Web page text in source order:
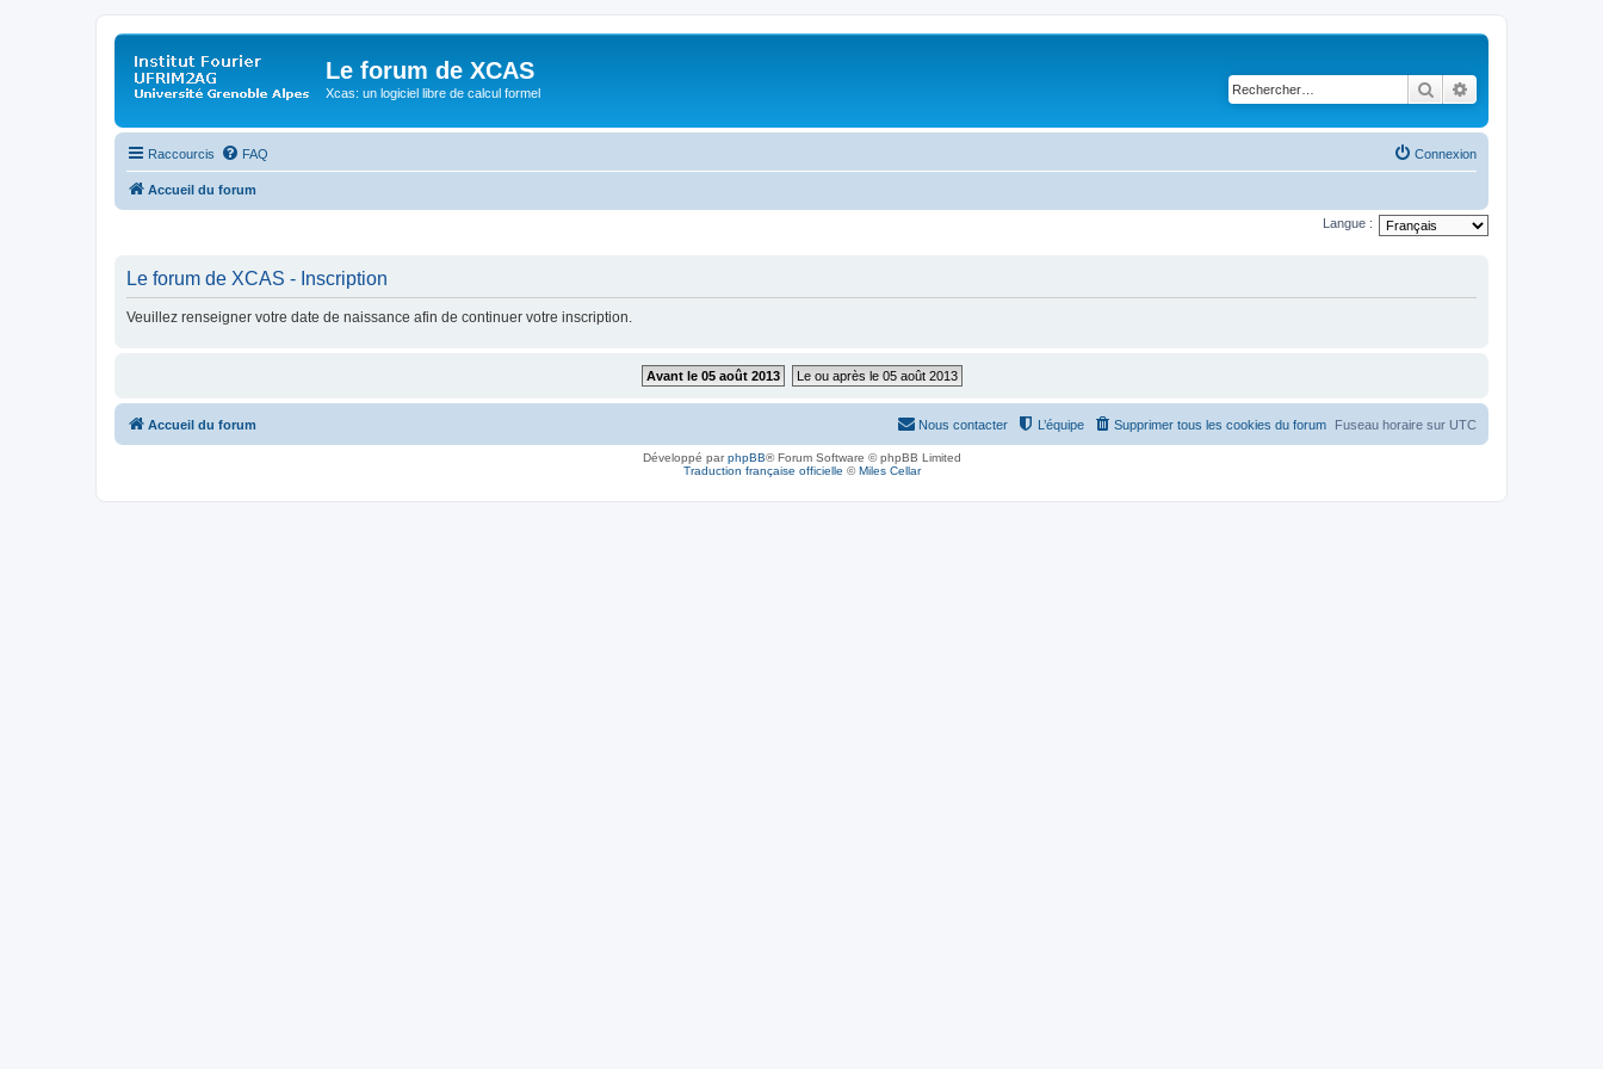
Le forum de XCAS
Xcas: un logiciel libre de calcul formel Rechercher
Raccourcis FAQ Connexion
Accueil du forum
Langue :
Le forum de XCAS - Inscription
Veuillez renseigner votre date de naissance afin de continuer votre inscription.
Avant le 05 août 2013 Le ou après le 05 août 2013
Accueil du forum Fuseau horaire sur UTC
Supprimer tous les cookies du forum
L’équipe
Nous contacter
Développé parphpBB® Forum Software © phpBB Limited
Traduction française officielle ©Miles Cellar